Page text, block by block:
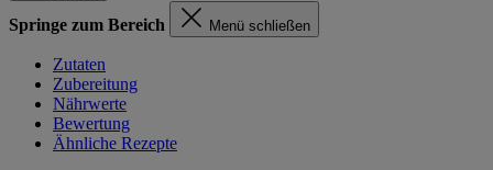
Springe zum Bereich Menü schließen
Zutaten
Zubereitung
Nährwerte
Bewertung
Ähnliche Rezepte